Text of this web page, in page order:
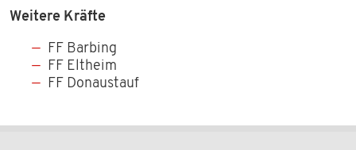
MITGLIED WERDEN
BILDER
Weitere Kräfte
FF Barbing
FF Eltheim
FF Donaustauf